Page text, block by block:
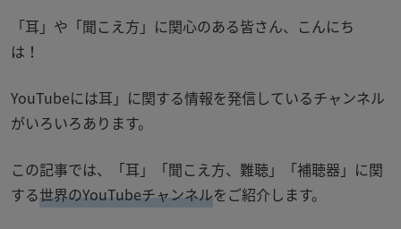
「耳」や「聞こえ方」に関心のある皆さん、こんにち
は！
YouTubeには耳」に関する情報を発信しているチャンネル
がいろいろあります。
この記事では、「耳」「聞こえ方、難聴」「補聴器」に関
する世界のYouTubeチャンネルをご紹介します。